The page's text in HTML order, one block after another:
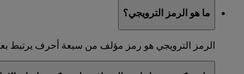
ما هو الرمز الترويجي؟
الرمز الترويجي هو رمز مؤلف من سبعة أحرف يرتبط